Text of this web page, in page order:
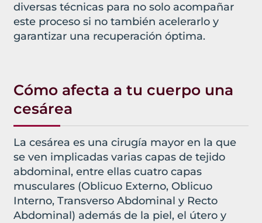
diversas técnicas para no solo acompañar
este proceso si no también acelerarlo y
garantizar una recuperación óptima.
Cómo afecta a tu cuerpo una
cesárea
La cesárea es una cirugía mayor en la que
se ven implicadas varias capas de tejido
abdominal, entre ellas cuatro capas
musculares (Oblicuo Externo, Oblicuo
Interno, Transverso Abdominal y Recto
Abdominal) además de la piel, el útero y